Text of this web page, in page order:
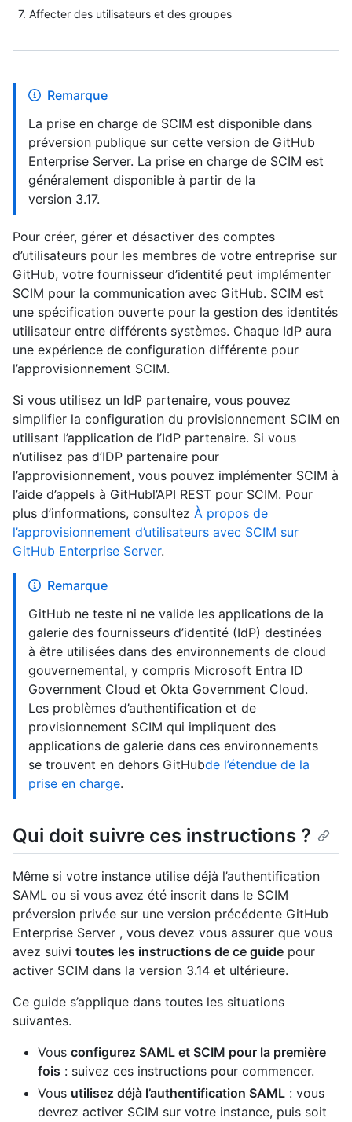
7. Affecter des utilisateurs et des groupes
Remarque
La prise en charge de SCIM est disponible dans
préversion publique sur cette version de GitHub
Enterprise Server. La prise en charge de SCIM est
généralement disponible à partir de la
version 3.17.
Pour créer, gérer et désactiver des comptes
d’utilisateurs pour les membres de votre entreprise sur
GitHub, votre fournisseur d’identité peut implémenter
SCIM pour la communication avec GitHub. SCIM est
une spécification ouverte pour la gestion des identités
utilisateur entre différents systèmes. Chaque IdP aura
une expérience de configuration différente pour
l’approvisionnement SCIM.
Si vous utilisez un IdP partenaire, vous pouvez
simplifier la configuration du provisionnement SCIM en
utilisant l’application de l’IdP partenaire. Si vous
n’utilisez pas d’IDP partenaire pour
l’approvisionnement, vous pouvez implémenter SCIM à
l’aide d’appels à GitHubl’API REST pour SCIM. Pour
plus d’informations, consultez À propos de
l’approvisionnement d’utilisateurs avec SCIM sur
GitHub Enterprise Server.
Remarque
GitHub ne teste ni ne valide les applications de la
galerie des fournisseurs d’identité (IdP) destinées
à être utilisées dans des environnements de cloud
gouvernemental, y compris Microsoft Entra ID
Government Cloud et Okta Government Cloud.
Les problèmes d’authentification et de
provisionnement SCIM qui impliquent des
applications de galerie dans ces environnements
se trouvent en dehors GitHubde l’étendue de la
prise en charge.
Qui doit suivre ces instructions ?
Même si votre instance utilise déjà l’authentification
SAML ou si vous avez été inscrit dans le SCIM
préversion privée sur une version précédente GitHub
Enterprise Server , vous devez vous assurer que vous
avez suivi toutes les instructions de ce guide pour
activer SCIM dans la version 3.14 et ultérieure.
Ce guide s’applique dans toutes les situations
suivantes.
Vous configurez SAML et SCIM pour la première
fois : suivez ces instructions pour commencer.
Vous utilisez déjà l’authentification SAML : vous
devrez activer SCIM sur votre instance, puis soit